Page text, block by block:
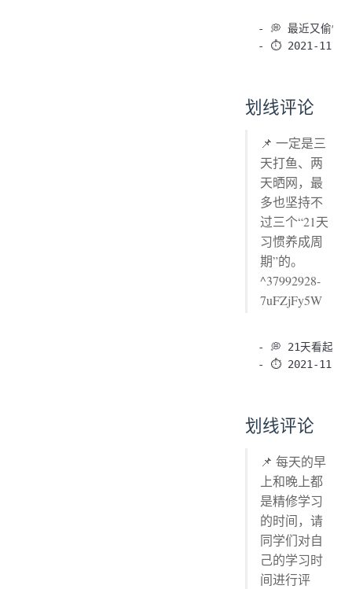
- 💭 最近又偷懒
划线评论
📌 一定是三
天打鱼、两
天晒网，最
多也坚持不
过三个“21天
习惯养成周
期”的。
^37992928-
7uFZjFy5W
- 💭 21天看起来
划线评论
📌 每天的早
上和晚上都
是精修学习
的时间，请
同学们对自
己的学习时
间进行评